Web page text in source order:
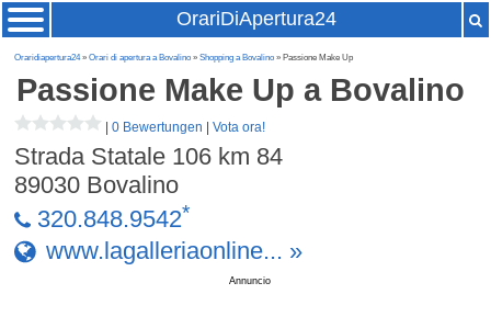
OrariDiApertura24
Oraridiapertura24»Orari di apertura a Bovalino »Shopping a Bovalino » Passione Make Up
Passione Make Up a Bovalino
|0 Bewertungen |Vota ora!
Strada Statale 106 km 84
89030 Bovalino
320.848.9542*
www.lagalleriaonline... »
Annuncio